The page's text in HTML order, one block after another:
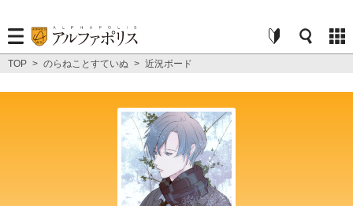
TOP > のらねことすていぬ > 近況ボード